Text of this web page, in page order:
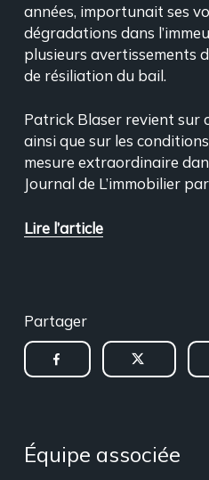
années, importunait ses
dégradations dans
plusieurs avertissements
de résiliation du bail.
Patrick Blaser revient sur
ainsi que sur les
mesure extraordinaire
Journal de L’immobilier
Lire l’article
Partager
Équipe associée